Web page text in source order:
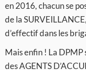
en 2016, chacun se
de la
d’effectif dans les
Mais enfin ! La DPMP
des AGENTS